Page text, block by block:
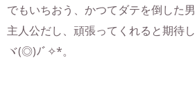
でもいちおう、かつてダテを倒した
主人公だし、頑張ってくれると期待し
ヾ(◎)ﾉﾞ✧*。